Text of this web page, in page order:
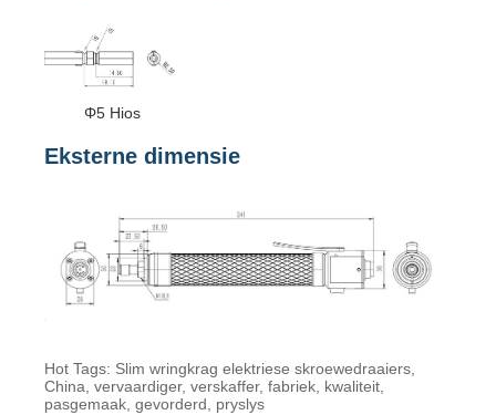
Φ5 Hios
Eksterne dimensie
Hot Tags: Slim wringkrag elektriese skroewedraaiers,
China, vervaardiger, verskaffer, fabriek, kwaliteit,
pasgemaak, gevorderd, pryslys